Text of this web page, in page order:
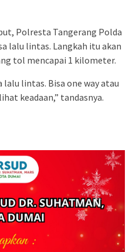
Polresta Tangerang Polda
lalu lintas. Langkah itu akan
tol mencapai 1 kilometer.
lalu lintas. Bisa one way atau
keadaan,” tandasnya.